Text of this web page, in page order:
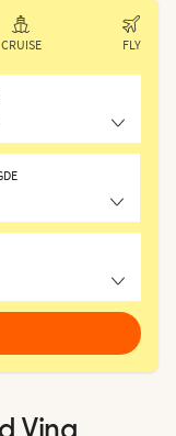
CRUISE FLY